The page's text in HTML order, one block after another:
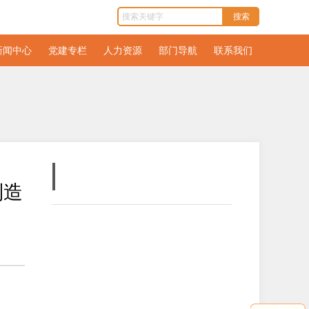
闻中心 党建专栏 人力资源 部门导航 联系我们